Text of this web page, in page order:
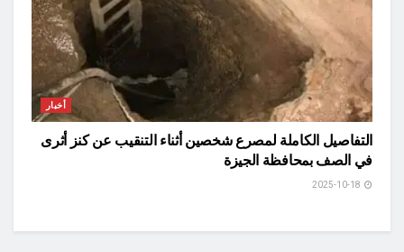
أخبار
التفاصيل الكاملة لمصرع شخصين أثناء التنقيب عن كنز أثرى
في الصف بمحافظة الجيزة